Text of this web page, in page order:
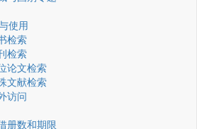
使用
检索
检索
论文检索
文献检索
访问
册数和期限